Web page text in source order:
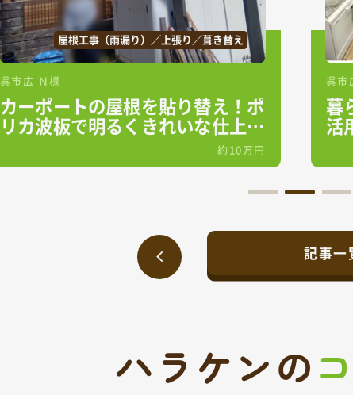
屋根工事（雨漏り）／上張り／葺き替え
呉市広 Ｎ様
カーポートの屋根を貼り替え！ポ
リカ波板で明るくきれいな仕上が
約10万円
呉市
暮
活
記事一
ハラケンの